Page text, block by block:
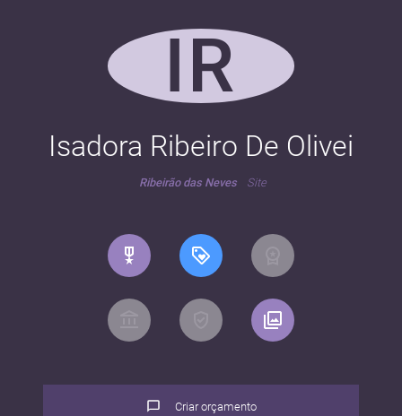
IR
Isadora Ribeiro De Olivei
Ribeirão das Neves Site
Criar orçamento